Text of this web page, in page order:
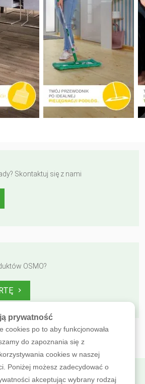
Skontaktuj się z nami
OSMO?
prywatność
cookies po to aby funkcjonowała
do zapoznania się z
cookies w naszej
Poniżej możesz zadecydować o
akceptując wybrany rodzaj